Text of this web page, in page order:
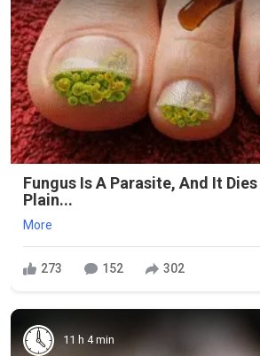
Fungus Is A Parasite, And It
Plain...
More
273 152 302
11 h 4 min